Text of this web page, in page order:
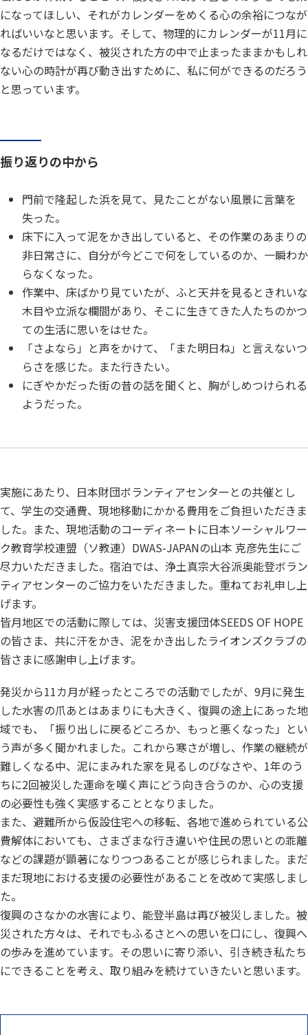
になってほしい、それがカレンダーをめくる心の余裕につなが
ればいいなと思います。そして、物理的にカレンダーが11月に
なるだけではなく、被災された方の中で止まったままかもしれ
ない心の時計が再び動き出すために、私に何ができるのだろう
と思っています。
振り返りの中から
門前で隆起した浜を見て、見たことがない風景に言葉を
失った。
床下に入って泥をかき出していると、その作業のあまりの
非日常さに、自分が今どこで何をしているのか、一瞬わか
らなくなった。
作業中、床ばかり見ていたが、ふと天井を見るときれいな
木目や立派な欄間があり、そこに生きてきた人たちのかつ
ての生活に思いをはせた。
「さよなら」と声をかけて、「また明日ね」と言えないつ
らさを感じた。また行きたい。
にぎやかだった街の昔の話を聞くと、胸がしめつけられる
ようだった。
実施にあたり、日本財団ボランティアセンターとの共催とし
て、学生の交通費、現地移動にかかる費用をご負担いただきま
した。また、現地活動のコーディネートに日本ソーシャルワー
ク教育学校連盟（ソ教連）DWAS-JAPANの山本 克彦先生にご
尽力いただきました。宿泊では、浄土真宗大谷派奥能登ボラン
ティアセンターのご協力をいただきました。重ねてお礼申し上
げます。
皆月地区での活動に際しては、災害支援団体SEEDS OF HOPE
の皆さま、共に汗をかき、泥をかき出したライオンズクラブの
皆さまに感謝申し上げます。
発災から11カ月が経ったところでの活動でしたが、9月に発生
した水害の爪あとはあまりにも大きく、復興の途上にあった地
域でも、「振り出しに戻るどころか、もっと悪くなった」とい
う声が多く聞かれました。これから寒さが増し、作業の継続が
難しくなる中、泥にまみれた家を見るしのびなさや、1年のう
ちに2回被災した運命を嘆く声にどう向き合うのか、心の支援
の必要性も強く実感することとなりました。
また、避難所から仮設住宅への移転、各地で進められている公
費解体においても、さまざまな行き違いや住民の思いとの乖離
などの課題が顕著になりつつあることが感じられました。まだ
まだ現地における支援の必要性があることを改めて実感しまし
た。
復興のさなかの水害により、能登半島は再び被災しました。被
災された方々は、それでもふるさとへの思いを口にし、復興へ
の歩みを進めています。その思いに寄り添い、引き続き私たち
にできることを考え、取り組みを続けていきたいと思います。